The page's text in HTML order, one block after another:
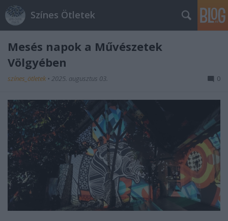
Színes Ötletek
Mesés napok a Művészetek
Völgyében
színes_ötletek • 2025. augusztus 03. 0